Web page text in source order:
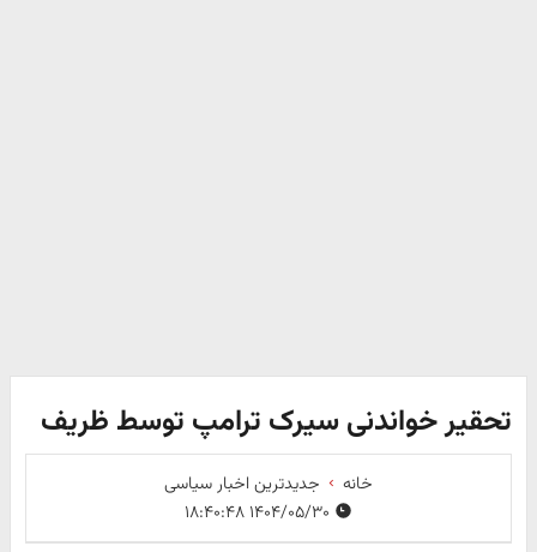
تحقیر خواندنی سیرک ترامپ توسط ظریف
خانه
جدیدترین اخبار سیاسی